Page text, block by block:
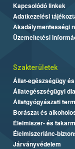
Kapcsolódó linkek
Adatkezelési
Akadálymentességi
Üzemeltetési
Szakterületek
Állat-egészségügy
Állategészségügyi
Állatgyógyászati
Borászat és
Élelmiszer- és
Élelmiszerlánc-
Járványvédelem